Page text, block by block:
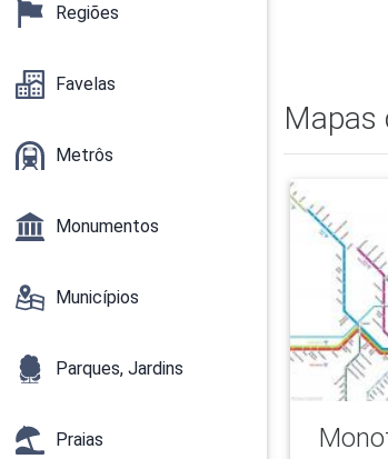
Regiões
Favelas
Metrôs
Monumentos
Municípios
Parques, Jardins
Praias
Mapas